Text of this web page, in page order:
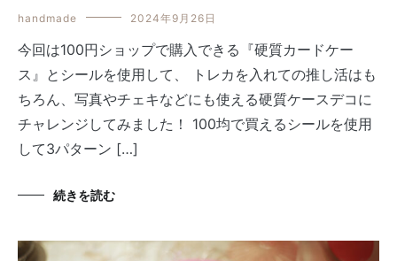
handmade 2024年9月26日
今回は100円ショップで購入できる『硬質カードケー
ス』とシールを使用して、 トレカを入れての推し活はも
ちろん、写真やチェキなどにも使える硬質ケースデコに
チャレンジしてみました！ 100均で買えるシールを使用
して3パターン […]
続きを読む